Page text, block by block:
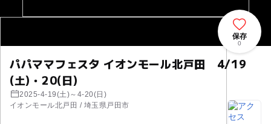
パパママフェスタ イオンモール北戸田 4/19
(土)・20(日)
2025-4-19(土)～4-20(日)
イオンモール北戸田 / 埼玉県戸田市
保存
0